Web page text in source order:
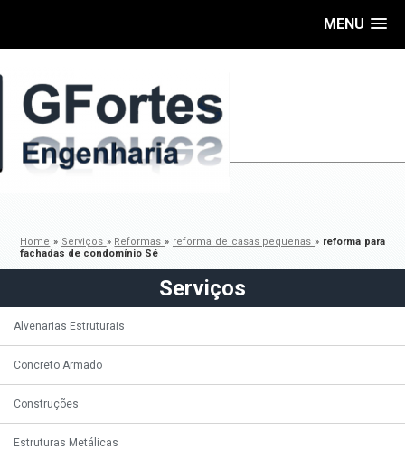
MENU
Home » Serviços » Reformas» reforma de casas pequenas» reforma para
fachadas de condomínio Sé
Serviços
Alvenarias Estruturais
Concreto Armado
Construções
Estruturas Metálicas